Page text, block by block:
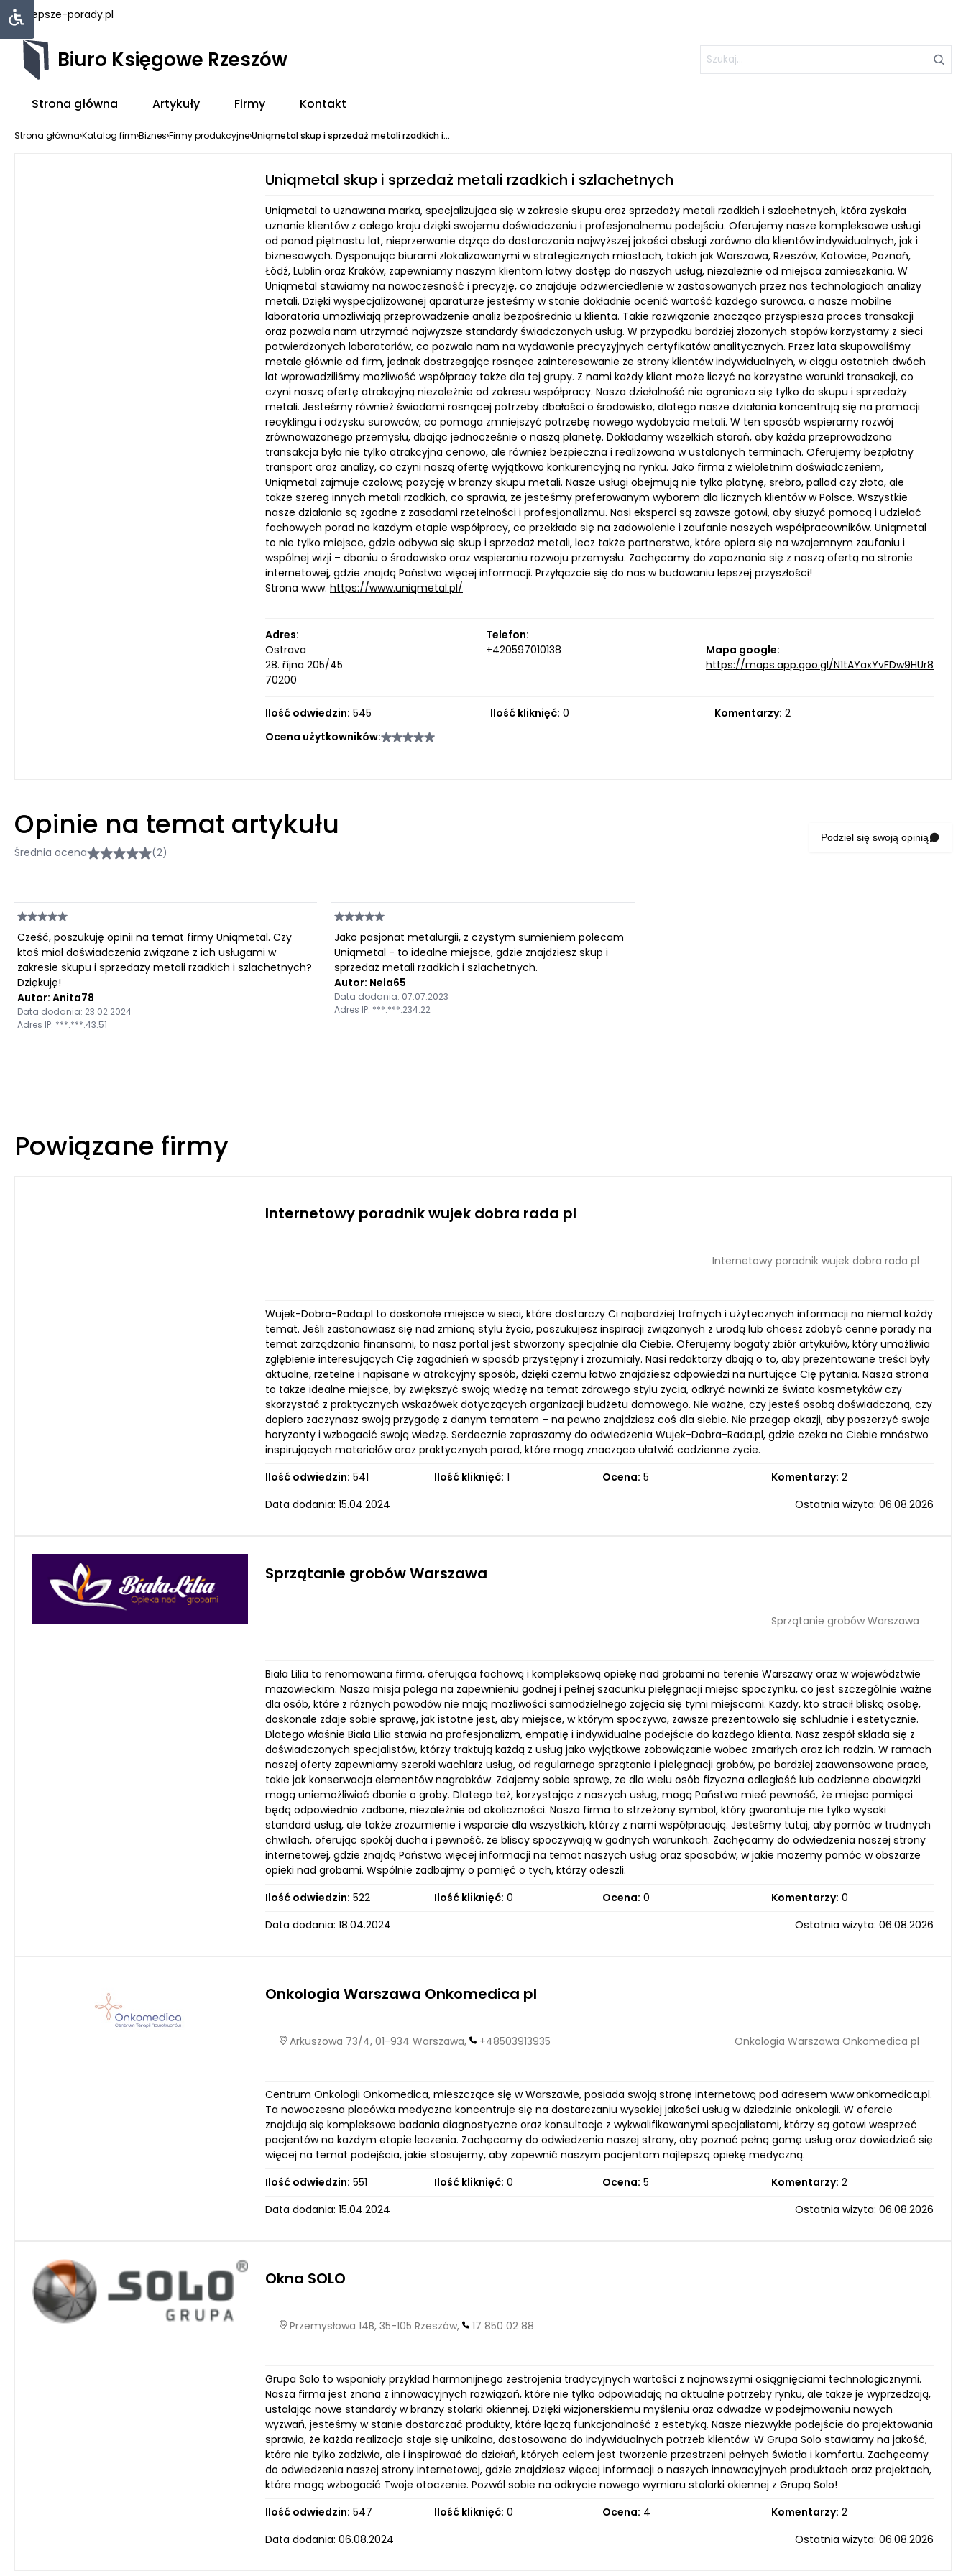
najlepsze-porady.pl
Biuro Księgowe Rzeszów
Strona główna Artykuły Firmy Kontakt
Strona główna›Katalog firm›Biznes›Firmy produkcyjne›Uniqmetal skup i sprzedaż metali rzadkich i...
Uniqmetal skup i sprzedaż metali rzadkich i szlachetnych
Uniqmetal to uznawana marka, specjalizująca się w zakresie skupu oraz sprzedaży metali rzadkich i szlachetnych, która zyskała
uznanie klientów z całego kraju dzięki swojemu doświadczeniu i profesjonalnemu podejściu. Oferujemy nasze kompleksowe usługi
od ponad piętnastu lat, nieprzerwanie dążąc do dostarczania najwyższej jakości obsługi zarówno dla klientów indywidualnych, jak i
biznesowych. Dysponując biurami zlokalizowanymi w strategicznych miastach, takich jak Warszawa, Rzeszów, Katowice, Poznań,
Łódź, Lublin oraz Kraków, zapewniamy naszym klientom łatwy dostęp do naszych usług, niezależnie od miejsca zamieszkania. W
Uniqmetal stawiamy na nowoczesność i precyzję, co znajduje odzwierciedlenie w zastosowanych przez nas technologiach analizy
metali. Dzięki wyspecjalizowanej aparaturze jesteśmy w stanie dokładnie ocenić wartość każdego surowca, a nasze mobilne
laboratoria umożliwiają przeprowadzenie analiz bezpośrednio u klienta. Takie rozwiązanie znacząco przyspiesza proces transakcji
oraz pozwala nam utrzymać najwyższe standardy świadczonych usług. W przypadku bardziej złożonych stopów korzystamy z sieci
potwierdzonych laboratoriów, co pozwala nam na wydawanie precyzyjnych certyfikatów analitycznych. Przez lata skupowaliśmy
metale głównie od firm, jednak dostrzegając rosnące zainteresowanie ze strony klientów indywidualnych, w ciągu ostatnich dwóch
lat wprowadziliśmy możliwość współpracy także dla tej grupy. Z nami każdy klient może liczyć na korzystne warunki transakcji, co
czyni naszą ofertę atrakcyjną niezależnie od zakresu współpracy. Nasza działalność nie ogranicza się tylko do skupu i sprzedaży
metali. Jesteśmy również świadomi rosnącej potrzeby dbałości o środowisko, dlatego nasze działania koncentrują się na promocji
recyklingu i odzysku surowców, co pomaga zmniejszyć potrzebę nowego wydobycia metali. W ten sposób wspieramy rozwój
zrównoważonego przemysłu, dbając jednocześnie o naszą planetę. Dokładamy wszelkich starań, aby każda przeprowadzona
transakcja była nie tylko atrakcyjna cenowo, ale również bezpieczna i realizowana w ustalonych terminach. Oferujemy bezpłatny
transport oraz analizy, co czyni naszą ofertę wyjątkowo konkurencyjną na rynku. Jako firma z wieloletnim doświadczeniem,
Uniqmetal zajmuje czołową pozycję w branży skupu metali. Nasze usługi obejmują nie tylko platynę, srebro, pallad czy złoto, ale
także szereg innych metali rzadkich, co sprawia, że jesteśmy preferowanym wyborem dla licznych klientów w Polsce. Wszystkie
nasze działania są zgodne z zasadami rzetelności i profesjonalizmu. Nasi eksperci są zawsze gotowi, aby służyć pomocą i udzielać
fachowych porad na każdym etapie współpracy, co przekłada się na zadowolenie i zaufanie naszych współpracowników. Uniqmetal
to nie tylko miejsce, gdzie odbywa się skup i sprzedaż metali, lecz także partnerstwo, które opiera się na wzajemnym zaufaniu i
wspólnej wizji – dbaniu o środowisko oraz wspieraniu rozwoju przemysłu. Zachęcamy do zapoznania się z naszą ofertą na stronie
internetowej, gdzie znajdą Państwo więcej informacji. Przyłączcie się do nas w budowaniu lepszej przyszłości!
Strona www: https://www.uniqmetal.pl/
Adres:
Ostrava
28. října 205/45
70200
Telefon:
+420597010138
Mapa google:
https://maps.app.goo.gl/N1tAYaxYvFDw9HUr8
Ilość odwiedzin: 545 Ilość kliknięć: 0 Komentarzy: 2
Ocena użytkowników:
Opinie na temat artykułu
Średnia ocena (2)
Podziel się swoją opinią
Cześć, poszukuję opinii na temat firmy Uniqmetal. Czy
ktoś miał doświadczenia związane z ich usługami w
zakresie skupu i sprzedaży metali rzadkich i szlachetnych?
Dziękuję!
Autor: Anita78
Data dodania: 23.02.2024
Adres IP: ***.***.43.51
Jako pasjonat metalurgii, z czystym sumieniem polecam
Uniqmetal - to idealne miejsce, gdzie znajdziesz skup i
sprzedaż metali rzadkich i szlachetnych.
Autor: Nela65
Data dodania: 07.07.2023
Adres IP: ***.***.234.22
Powiązane firmy
Internetowy poradnik wujek dobra rada pl
Internetowy poradnik wujek dobra rada pl
Wujek-Dobra-Rada.pl to doskonałe miejsce w sieci, które dostarczy Ci najbardziej trafnych i użytecznych informacji na niemal każdy
temat. Jeśli zastanawiasz się nad zmianą stylu życia, poszukujesz inspiracji związanych z urodą lub chcesz zdobyć cenne porady na
temat zarządzania finansami, to nasz portal jest stworzony specjalnie dla Ciebie. Oferujemy bogaty zbiór artykułów, który umożliwia
zgłębienie interesujących Cię zagadnień w sposób przystępny i zrozumiały. Nasi redaktorzy dbają o to, aby prezentowane treści były
aktualne, rzetelne i napisane w atrakcyjny sposób, dzięki czemu łatwo znajdziesz odpowiedzi na nurtujące Cię pytania. Nasza strona
to także idealne miejsce, by zwiększyć swoją wiedzę na temat zdrowego stylu życia, odkryć nowinki ze świata kosmetyków czy
skorzystać z praktycznych wskazówek dotyczących organizacji budżetu domowego. Nie ważne, czy jesteś osobą doświadczoną, czy
dopiero zaczynasz swoją przygodę z danym tematem – na pewno znajdziesz coś dla siebie. Nie przegap okazji, aby poszerzyć swoje
horyzonty i wzbogacić swoją wiedzę. Serdecznie zapraszamy do odwiedzenia Wujek-Dobra-Rada.pl, gdzie czeka na Ciebie mnóstwo
inspirujących materiałów oraz praktycznych porad, które mogą znacząco ułatwić codzienne życie.
Ilość odwiedzin: 541 Ilość kliknięć: 1 Ocena: 5 Komentarzy: 2
Data dodania: 15.04.2024
Ostatnia wizyta: 06.08.2026
Sprzątanie grobów Warszawa
Sprzątanie grobów Warszawa
Biała Lilia to renomowana firma, oferująca fachową i kompleksową opiekę nad grobami na terenie Warszawy oraz w województwie
mazowieckim. Nasza misja polega na zapewnieniu godnej i pełnej szacunku pielęgnacji miejsc spoczynku, co jest szczególnie ważne
dla osób, które z różnych powodów nie mają możliwości samodzielnego zajęcia się tymi miejscami. Każdy, kto stracił bliską osobę,
doskonale zdaje sobie sprawę, jak istotne jest, aby miejsce, w którym spoczywa, zawsze prezentowało się schludnie i estetycznie.
Dlatego właśnie Biała Lilia stawia na profesjonalizm, empatię i indywidualne podejście do każdego klienta. Nasz zespół składa się z
doświadczonych specjalistów, którzy traktują każdą z usług jako wyjątkowe zobowiązanie wobec zmarłych oraz ich rodzin. W ramach
naszej oferty zapewniamy szeroki wachlarz usług, od regularnego sprzątania i pielęgnacji grobów, po bardziej zaawansowane prace,
takie jak konserwacja elementów nagrobków. Zdajemy sobie sprawę, że dla wielu osób fizyczna odległość lub codzienne obowiązki
mogą uniemożliwiać dbanie o groby. Dlatego też, korzystając z naszych usług, mogą Państwo mieć pewność, że miejsc pamięci
będą odpowiednio zadbane, niezależnie od okoliczności. Nasza firma to strzeżony symbol, który gwarantuje nie tylko wysoki
standard usług, ale także zrozumienie i wsparcie dla wszystkich, którzy z nami współpracują. Jesteśmy tutaj, aby pomóc w trudnych
chwilach, oferując spokój ducha i pewność, że bliscy spoczywają w godnych warunkach. Zachęcamy do odwiedzenia naszej strony
internetowej, gdzie znajdą Państwo więcej informacji na temat naszych usług oraz sposobów, w jakie możemy pomóc w obszarze
opieki nad grobami. Wspólnie zadbajmy o pamięć o tych, którzy odeszli.
Ilość odwiedzin: 522 Ilość kliknięć: 0 Ocena: 0 Komentarzy: 0
Data dodania: 18.04.2024
Ostatnia wizyta: 06.08.2026
Onkologia Warszawa Onkomedica pl
Arkuszowa 73/4, 01-934 Warszawa, +48503913935 Onkologia Warszawa Onkomedica pl
Centrum Onkologii Onkomedica, mieszczące się w Warszawie, posiada swoją stronę internetową pod adresem www.onkomedica.pl.
Ta nowoczesna placówka medyczna koncentruje się na dostarczaniu wysokiej jakości usług w dziedzinie onkologii. W ofercie
znajdują się kompleksowe badania diagnostyczne oraz konsultacje z wykwalifikowanymi specjalistami, którzy są gotowi wesprzeć
pacjentów na każdym etapie leczenia. Zachęcamy do odwiedzenia naszej strony, aby poznać pełną gamę usług oraz dowiedzieć się
więcej na temat podejścia, jakie stosujemy, aby zapewnić naszym pacjentom najlepszą opiekę medyczną.
Ilość odwiedzin: 551 Ilość kliknięć: 0 Ocena: 5 Komentarzy: 2
Data dodania: 15.04.2024
Ostatnia wizyta: 06.08.2026
Okna SOLO
Przemysłowa 14B, 35-105 Rzeszów, 17 850 02 88
Grupa Solo to wspaniały przykład harmonijnego zestrojenia tradycyjnych wartości z najnowszymi osiągnięciami technologicznymi.
Nasza firma jest znana z innowacyjnych rozwiązań, które nie tylko odpowiadają na aktualne potrzeby rynku, ale także je wyprzedzają,
ustalając nowe standardy w branży stolarki okiennej. Dzięki wizjonerskiemu myśleniu oraz odwadze w podejmowaniu nowych
wyzwań, jesteśmy w stanie dostarczać produkty, które łączą funkcjonalność z estetyką. Nasze niezwykłe podejście do projektowania
sprawia, że każda realizacja staje się unikalna, dostosowana do indywidualnych potrzeb klientów. W Grupa Solo stawiamy na jakość,
która nie tylko zadziwia, ale i inspirować do działań, których celem jest tworzenie przestrzeni pełnych światła i komfortu. Zachęcamy
do odwiedzenia naszej strony internetowej, gdzie znajdziesz więcej informacji o naszych innowacyjnych produktach oraz projektach,
które mogą wzbogacić Twoje otoczenie. Pozwól sobie na odkrycie nowego wymiaru stolarki okiennej z Grupą Solo!
Ilość odwiedzin: 547 Ilość kliknięć: 0 Ocena: 4 Komentarzy: 2
Data dodania: 06.08.2024
Ostatnia wizyta: 06.08.2026